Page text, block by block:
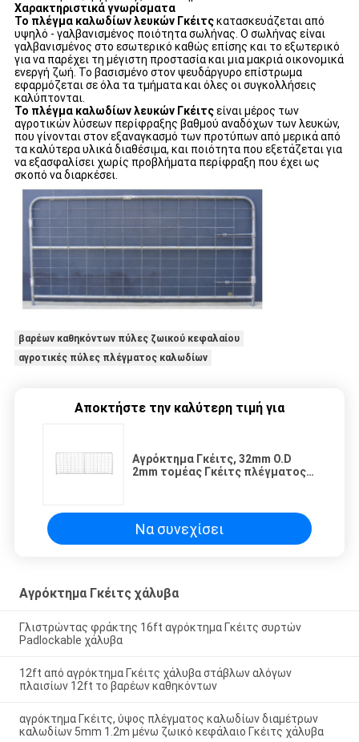
Χαρακτηριστικά γνωρίσματα
Το πλέγμα καλωδίων λευκών Γκέιτςκατασκευάζεται από
υψηλό - γαλβανισμένος ποιότητα σωλήνας. Ο σωλήνας είναι
γαλβανισμένος στο εσωτερικό καθώς επίσης και το εξωτερικό
για να παρέχει τη μέγιστη προστασία και μια μακριά οικονομικά
ενεργή ζωή. Το βασισμένο στον ψευδάργυρο επίστρωμα
εφαρμόζεται σε όλα τα τμήματα και όλες οι συγκολλήσεις
καλύπτονται.
Το πλέγμα καλωδίων λευκών Γκέιτςείναι μέρος των
αγροτικών λύσεων περίφραξης βαθμού αναδόχων των λευκών,
που γίνονται στον εξαναγκασμό των προτύπων από μερικά από
τα καλύτερα υλικά διαθέσιμα, και ποιότητα που εξετάζεται για
να εξασφαλίσει χωρίς προβλήματα περίφραξη που έχει ως
σκοπό να διαρκέσει.
βαρέων καθηκόντων πύλες ζωικού κεφαλαίου
αγροτικές πύλες πλέγματος καλωδίων
Αποκτήστε την καλύτερη τιμή για
Αγρόκτημα Γκέιτς, 32mm O.D
2mm τομέας Γκέιτς πλέγματος
Να συνεχίσει
Αγρόκτημα Γκέιτς χάλυβα
Γλιστρώντας φράκτης 16ft αγρόκτημα Γκέιτς συρτών
Padlockable χάλυβα
12ft από αγρόκτημα Γκέιτς χάλυβα στάβλων αλόγων
πλαισίων 12ft το βαρέων καθηκόντων
αγρόκτημα Γκέιτς, ύψος πλέγματος καλωδίων διαμέτρων
καλωδίων 5mm 1.2m μένω ζωικό κεφάλαιο Γκέιτς χάλυβα